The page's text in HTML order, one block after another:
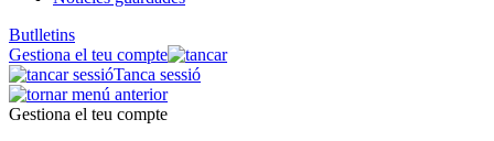
Butlletins
Gestiona el teu compte
Tanca sessió
Gestiona el teu compte